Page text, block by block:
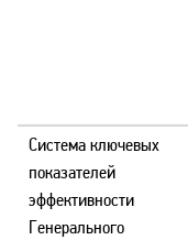
Система ключевых
показателей
эффективности
Генерального